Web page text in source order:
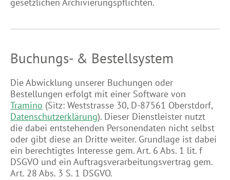
gesetzlichen Archivierungspflichten.
Buchungs- & Bestellsystem
Die Abwicklung unserer Buchungen oder
Bestellungen erfolgt mit einer Software von
Tramino (Sitz: Weststrasse 30, D-87561 Oberstdorf,
Datenschutzerklärung). Dieser Dienstleister nutzt
die dabei entstehenden Personendaten nicht selbst
oder gibt diese an Dritte weiter. Grundlage ist dabei
ein berechtigtes Interesse gem. Art. 6 Abs. 1 lit. f
DSGVO und ein Auftragsverarbeitungsvertrag gem.
Art. 28 Abs. 3 S. 1 DSGVO.